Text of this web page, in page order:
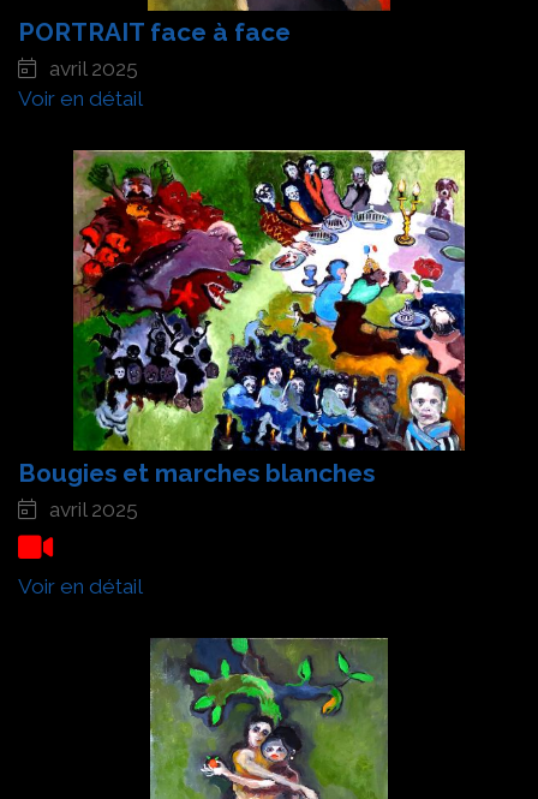
PORTRAIT face à face
avril 2025
Voir en détail
Bougies et marches blanches
avril 2025
Voir en détail